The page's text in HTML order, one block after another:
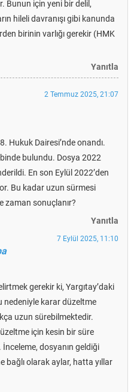
Bunun için yeni bir delil,
hileli davranışı gibi kanunda
birinin varlığı gerekir (HMK
Yanıtla
2 Temmuz 2025, 21:07
Hukuk Dairesi’nde onandı.
bulundu. Dosya 2022
En son Eylül 2022’den
Bu kadar uzun sürmesi
zaman sonuçlanır?
Yanıtla
7 Eylül 2025, 11:10
gerekir ki, Yargıtay’daki
nedeniyle karar düzeltme
uzun sürebilmektedir.
için kesin bir süre
dosyanın geldiği
bağlı olarak aylar, hatta yıllar